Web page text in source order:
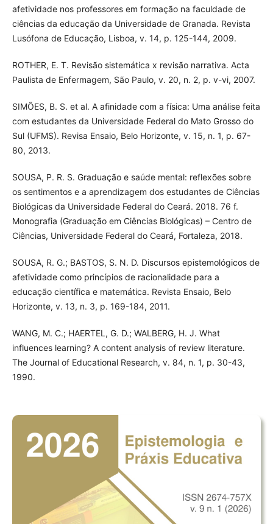
afetividade nos professores em formação na faculdade de
ciências da educação da Universidade de Granada. Revista
Lusófona de Educação, Lisboa, v. 14, p. 125-144, 2009.
ROTHER, E. T. Revisão sistemática x revisão narrativa. Acta
Paulista de Enfermagem, São Paulo, v. 20, n. 2, p. v-vi, 2007.
SIMÕES, B. S. et al. A afinidade com a física: Uma análise feita
com estudantes da Universidade Federal do Mato Grosso do
Sul (UFMS). Revisa Ensaio, Belo Horizonte, v. 15, n. 1, p. 67-
80, 2013.
SOUSA, P. R. S. Graduação e saúde mental: reflexões sobre
os sentimentos e a aprendizagem dos estudantes de Ciências
Biológicas da Universidade Federal do Ceará. 2018. 76 f.
Monografia (Graduação em Ciências Biológicas) – Centro de
Ciências, Universidade Federal do Ceará, Fortaleza, 2018.
SOUSA, R. G.; BASTOS, S. N. D. Discursos epistemológicos de
afetividade como princípios de racionalidade para a
educação científica e matemática. Revista Ensaio, Belo
Horizonte, v. 13, n. 3, p. 169-184, 2011.
WANG, M. C.; HAERTEL, G. D.; WALBERG, H. J. What
influences learning? A content analysis of review literature.
The Journal of Educational Research, v. 84, n. 1, p. 30-43,
1990.